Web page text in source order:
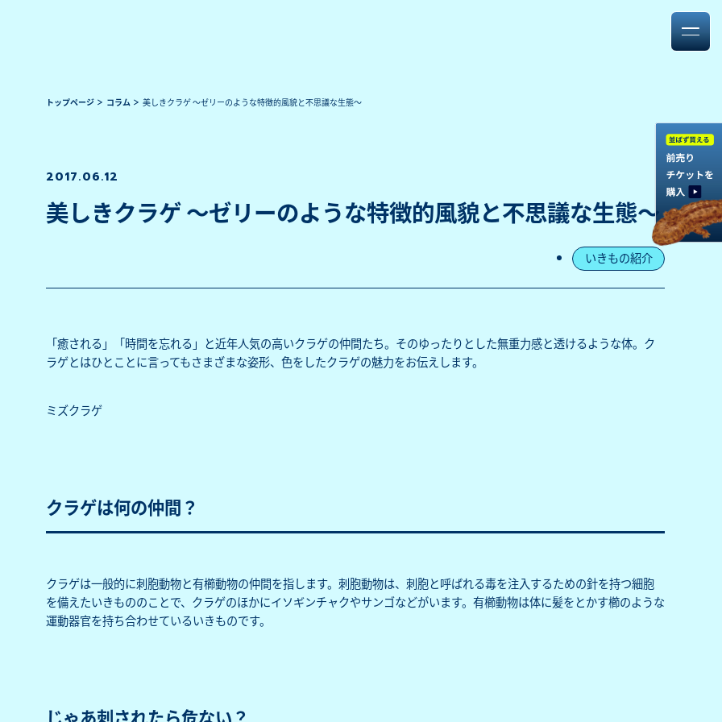
トップページ コラム 美しきクラゲ ～ゼリーのような特徴的風貌と不思議な生態～
2017.06.12
美しきクラゲ ～ゼリーのような特徴的風貌と不思議な生態～
いきもの紹介
「癒される」「時間を忘れる」と近年人気の高いクラゲの仲間たち。そのゆったりとした無重力感と透けるような体。ク
ラゲとはひとことに言ってもさまざまな姿形、色をしたクラゲの魅力をお伝えします。
ミズクラゲ
クラゲは何の仲間？
クラゲは一般的に刺胞動物と有櫛動物の仲間を指します。刺胞動物は、刺胞と呼ばれる毒を注入するための針を持つ細胞
を備えたいきもののことで、クラゲのほかにイソギンチャクやサンゴなどがいます。有櫛動物は体に髪をとかす櫛のような
運動器官を持ち合わせているいきものです。